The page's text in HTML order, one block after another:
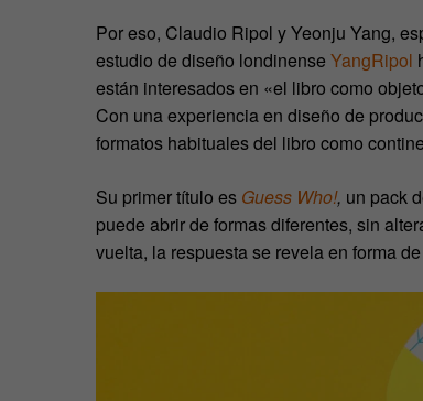
Por eso, Claudio Ripol y Yeonju Yang,
estudio de diseño londinense YangRipol
están interesados en «el libro como
Con una experiencia en diseño de
formatos habituales del libro como
Su primer título es Guess Who!, un pack
puede abrir de formas diferentes, sin
vuelta, la respuesta se revela en forma de